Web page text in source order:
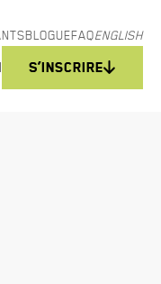
BLOGUEFAQENGLISH
S’inscrire